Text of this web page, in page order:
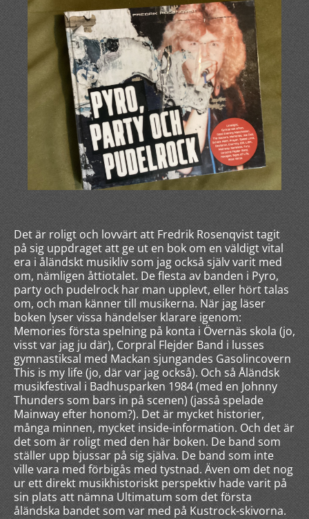
Det är roligt och lovvärt att Fredrik Rosenqvist tagit
på sig uppdraget att ge ut en bok om en väldigt vital
era i åländskt musikliv som jag också själv varit med
om, nämligen åttiotalet. De flesta av banden i Pyro,
party och pudelrock har man upplevt, eller hört talas
om, och man känner till musikerna. När jag läser
boken lyser vissa händelser klarare igenom:
Memories första spelning på konta i Övernäs skola (jo,
visst var jag ju där), Corpral Flejder Band i lusses
gymnastiksal med Mackan sjungandes Gasolincovern
This is my life (jo, där var jag också). Och så Åländsk
musikfestival i Badhusparken 1984 (med en Johnny
Thunders som bars in på scenen) (jasså spelade
Mainway efter honom?). Det är mycket historier,
många minnen, mycket inside-information. Och det är
det som är roligt med den här boken. De band som
ställer upp bjussar på sig själva. De band som inte
ville vara med förbigås med tystnad. Även om det nog
ur ett direkt musikhistoriskt perspektiv hade varit på
sin plats att nämna Ultimatum som det första
åländska bandet som var med på Kustrock-skivorna.